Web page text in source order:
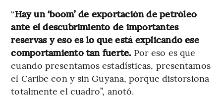
“Hay un ‘boom’ de exportación de petróleo
ante el descubrimiento de importantes
reservas y eso es lo que está explicando ese
comportamiento tan fuerte. Por eso es que
cuando presentamos estadísticas, presentamos
el Caribe con y sin Guyana, porque distorsiona
totalmente el cuadro”, anotó.